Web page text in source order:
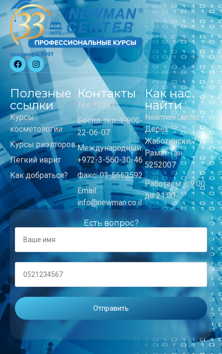
Полезные
ссылки
Курсы
косметологии
Курсы риэлторов
Легкий иврит
Как добраться?
Контакты
Тел: *3331
Беспл. тел: 1-800-
22-06-07
Международный:
+972-3-560-30-46
Факс: 03-5662592
Email:
info@newman.co.il
Как нас
найти
Newman Center
Дерех
Жаботински,7
Рамат-Ган
5252007
Работаем: с 9:00
до 21:00
Есть вопрос?